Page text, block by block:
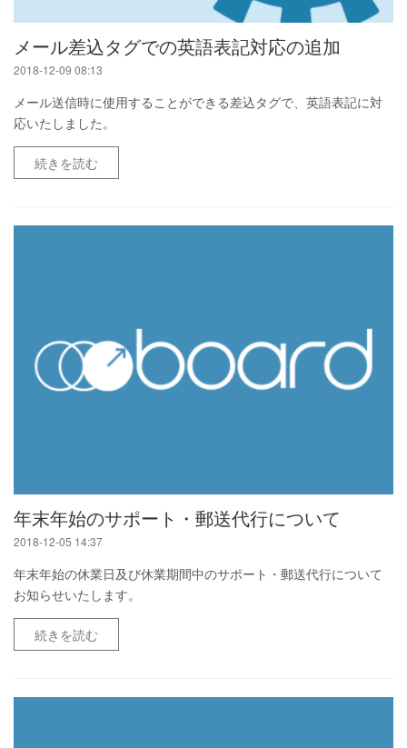
メール差込タグでの英語表記対応の追加
2018-12-09 08:13
メール送信時に使用することができる差込タグで、英語表記に対
応いたしました。
続きを読む
年末年始のサポート・郵送代行について
2018-12-05 14:37
年末年始の休業日及び休業期間中のサポート・郵送代行について
お知らせいたします。
続きを読む